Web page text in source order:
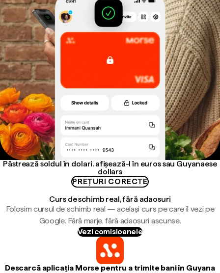
Păstrează soldul în dolari, afișează-l în euros sau Guyanaese
dollars
PREȚURI CORECTE
Curs de schimb real, fără adaosuri
Folosim cursul de schimb real — același curs pe care îl vezi pe
Google. Fără marje, fără adaosuri ascunse.
Vezi comisioanele
Descarcă aplicația Morse pentru a trimite bani în Guyana